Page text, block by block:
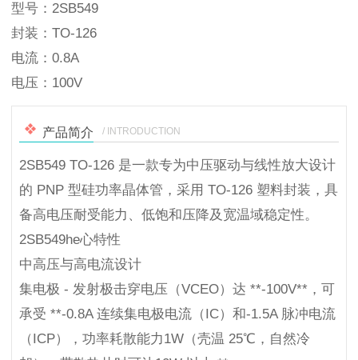
型号：2SB549
封装：TO-126
电流：0.8A
电压：100V
产品简介 / INTRODUCTION
2SB549 TO-126 是一款专为中压驱动与线性放大设计
的 PNP 型硅功率晶体管，采用 TO-126 塑料封装，具
备高电压耐受能力、低饱和压降及宽温域稳定性。
2SB549he心特性
中高压与高电流设计
集电极 - 发射极击穿电压（VCEO）达 **-100V**，可
承受 **-0.8A 连续集电极电流（IC）和-1.5A 脉冲电流
（ICP），功率耗散能力1W（壳温 25℃，自然冷